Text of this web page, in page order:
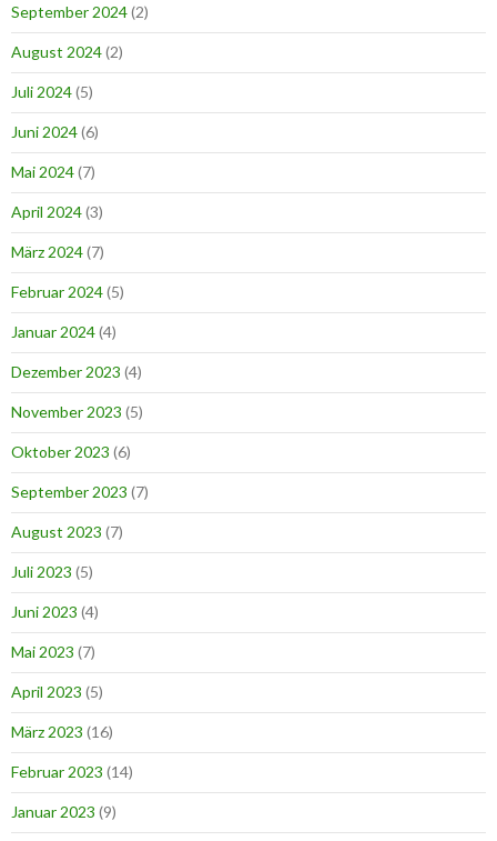
September 2024(2)
August 2024(2)
Juli 2024(5)
Juni 2024(6)
Mai 2024(7)
April 2024(3)
März 2024(7)
Februar 2024(5)
Januar 2024(4)
Dezember 2023 (4)
November 2023 (5)
Oktober 2023 (6)
September 2023 (7)
August 2023 (7)
Juli 2023 (5)
Juni 2023 (4)
Mai 2023 (7)
April 2023 (5)
März 2023 (16)
Februar 2023 (14)
Januar 2023 (9)